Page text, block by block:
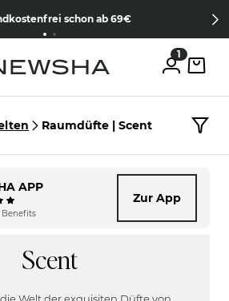
Treament erhalten | Jetzt kostenlos
anmelden
schon ab 69€
1
Raumdüfte | Scent
APP
Benefits
Zur App
Scent